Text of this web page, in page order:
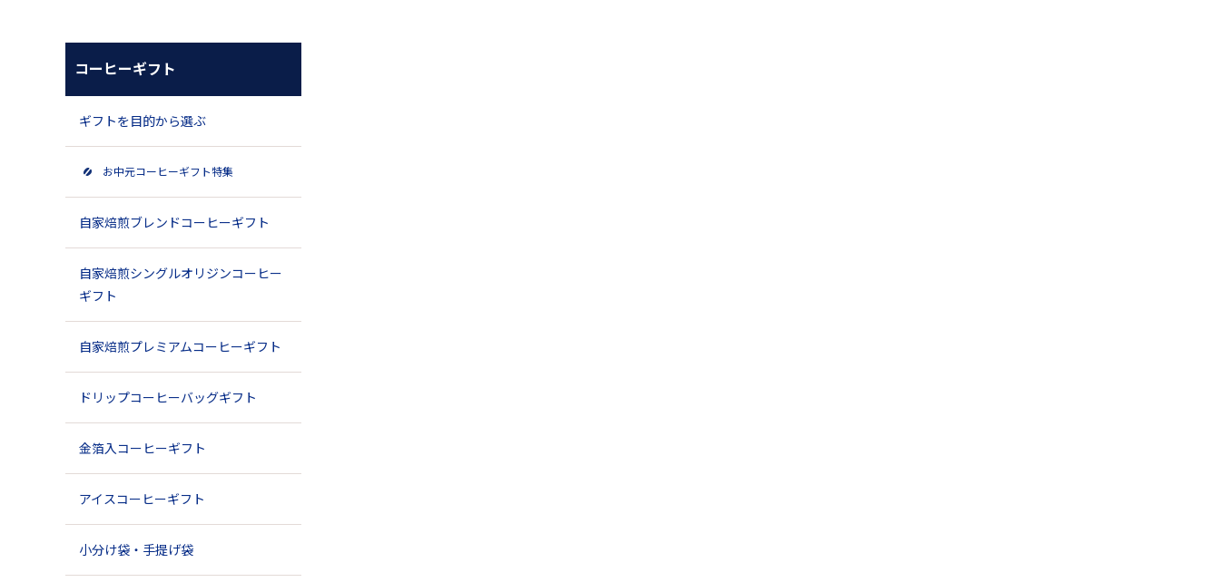
コーヒーギフト
ギフトを目的から選ぶ
お中元コーヒーギフト特集
自家焙煎ブレンドコーヒーギフト
自家焙煎シングルオリジンコーヒー
ギフト
自家焙煎プレミアムコーヒーギフト
ドリップコーヒーバッグギフト
金箔入コーヒーギフト
アイスコーヒーギフト
小分け袋・手提げ袋